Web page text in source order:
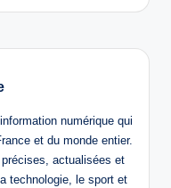
numérique qui
et du monde entier.
actualisées et
technologie, le sport et